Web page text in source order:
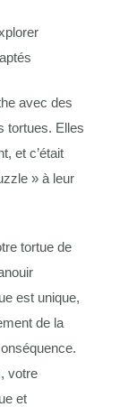
avec des
tortues. Elles
et c’était
» à leur
tortue de
est unique,
de la
votre
et